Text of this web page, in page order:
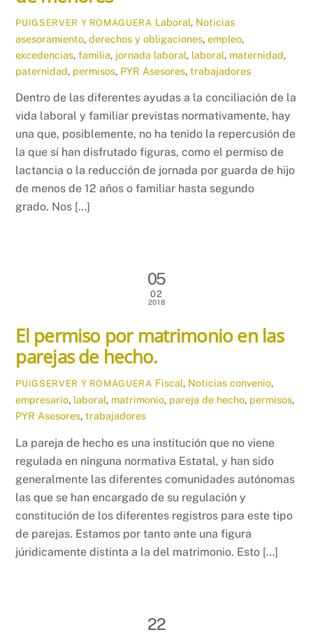
PUIGSERVER Y ROMAGUERA Laboral, Noticias
asesoramiento,derechos y obligaciones,empleo,
excedencias,familia, jornada laboral, laboral, maternidad,
paternidad, permisos, PYR Asesores,trabajadores
Dentro de las diferentes ayudas a la conciliación de la
vida laboral y familiar previstas normativamente, hay
una que, posiblemente, no ha tenido la repercusión de
la que sí han disfrutado figuras, como el permiso de
lactancia o la reducción de jornada por guarda de hijo
de menos de 12 años o familiar hasta segundo
grado. Nos […]
05
02
2018
El permiso por matrimonio en las
parejas de hecho.
PUIGSERVER Y ROMAGUERA Fiscal, Noticias convenio,
empresario, laboral, matrimonio, pareja de hecho, permisos,
PYR Asesores,trabajadores
La pareja de hecho es una institución que no viene
regulada en ninguna normativa Estatal, y han sido
generalmente las diferentes comunidades autónomas
las que se han encargado de su regulación y
constitución de los diferentes registros para este tipo
de parejas. Estamos por tanto ante una figura
júridicamente distinta a la del matrimonio. Esto […]
22